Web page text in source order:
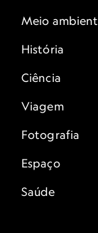
Meio
História
Ciência
Viagem
Fotografia
Espaço
Saúde